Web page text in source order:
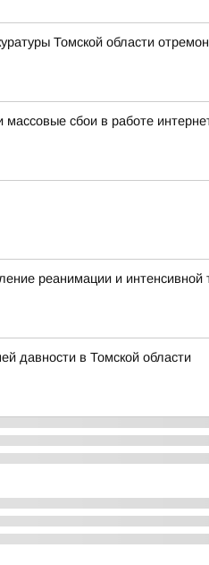
Томской области
сбои в работе
реанимации и интенсивной
давности в Томской области